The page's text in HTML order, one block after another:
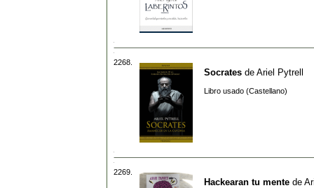
2268.
Socrates de Ariel Pytrell
Libro usado (Castellano)
2269.
Hackearan tu mente de